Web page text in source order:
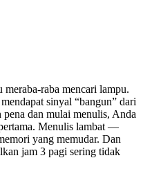
raba mencari lampu.
sinyal “bangun” dari
pena dan mulai menulis, Anda
Menulis lambat —
yang memudar. Dan
jam 3 pagi sering tidak